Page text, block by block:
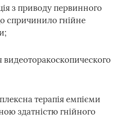
з приводу первинного
спричинило гнійне
терапія емпієми
здатністю гнійного